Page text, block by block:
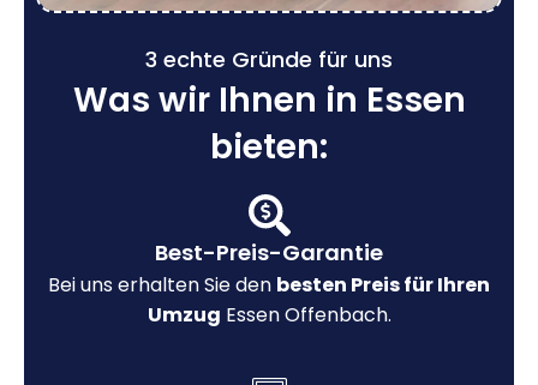
3 echte Gründe für uns
Was wir Ihnen in Essen
bieten:
Best-Preis-Garantie
Bei uns erhalten Sie den besten Preis für Ihren
Umzug Essen Offenbach.